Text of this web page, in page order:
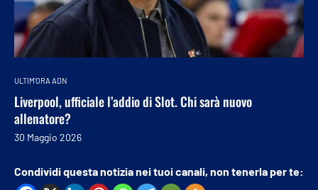
ULTIM'ORA ADN
Liverpool, ufficiale l’addio di Slot. Chi sarà nuovo
allenatore?
30 Maggio 2026
Condividi questa notizia nei tuoi canali, non tenerla per te: